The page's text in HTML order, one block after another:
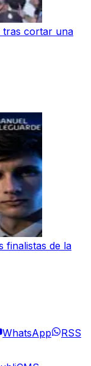
tras cortar una
finalistas de la
WhatsApp RSS